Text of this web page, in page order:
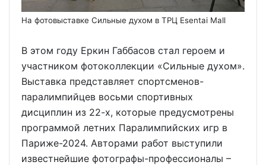
На фотовыставке Сильные духом в ТРЦ Esentai Mall
В этом году Еркин Габбасов стал героем и
участником фотоколлекции «Сильные духом».
Выставка представляет спортсменов-
паралимпийцев восьми спортивных
дисциплин из 22-х, которые предусмотрены
программой летних Паралимпийских игр в
Париже-2024. Авторами работ выступили
известнейшие фотографы-профессионалы –